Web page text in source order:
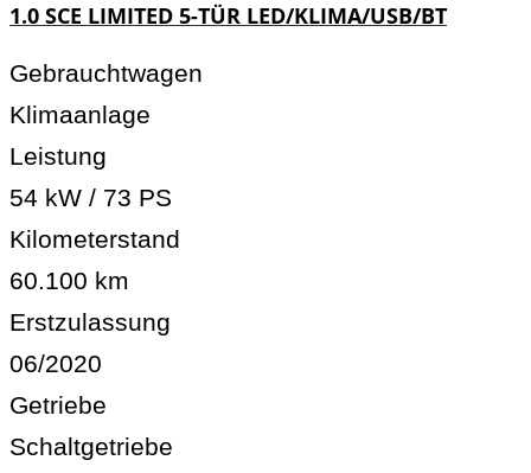
1.0 SCE LIMITED 5-TÜR LED/KLIMA/USB/BT
Gebrauchtwagen
Klimaanlage
Leistung
54 kW / 73 PS
Kilometerstand
60.100 km
Erstzulassung
06/2020
Getriebe
Schaltgetriebe